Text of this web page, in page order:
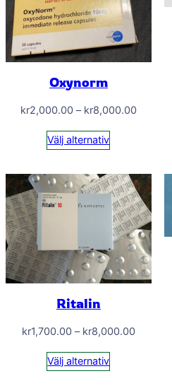
Oxynorm
kr2,000.00 – kr8,000.00
Välj alternativ
Ritalin
kr1,700.00 – kr8,000.00
Välj alternativ